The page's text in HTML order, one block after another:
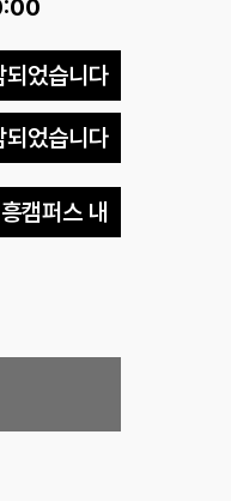
었습니다
었습니다
캠퍼스 내